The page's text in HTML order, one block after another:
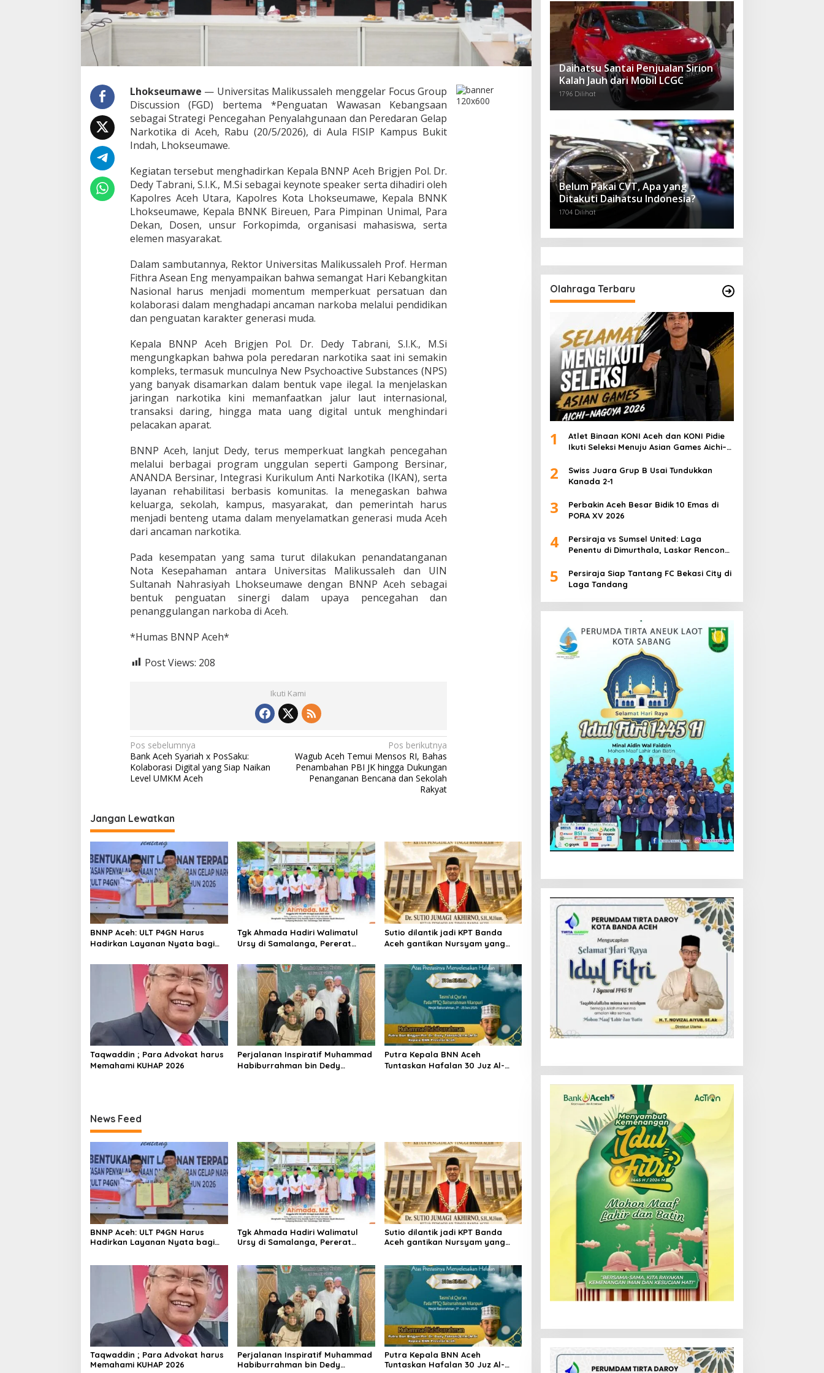
u
F
G
D
U
n
i
a
L
h
o
k
s
u
m
a
w
e
Lhokseumawe — Universitas Malikussaleh menggelar Focus Group
Discussion (FGD) bertema *Penguatan Wawasan Kebangsaan
sebagai Strategi Pencegahan Penyalahgunaan dan Peredaran Gelap
Narkotika di Aceh, Rabu (20/5/2026), di Aula FISIP Kampus Bukit
Indah, Lhokseumawe.
Kegiatan tersebut menghadirkan Kepala BNNP Aceh Brigjen Pol. Dr.
Dedy Tabrani, S.I.K., M.Si sebagai keynote speaker serta dihadiri oleh
Kapolres Aceh Utara, Kapolres Kota Lhokseumawe, Kepala BNNK
Lhokseumawe, Kepala BNNK Bireuen, Para Pimpinan Unimal, Para
Dekan, Dosen, unsur Forkopimda, organisasi mahasiswa, serta
elemen masyarakat.
Dalam sambutannya, Rektor Universitas Malikussaleh Prof. Herman
Fithra Asean Eng menyampaikan bahwa semangat Hari Kebangkitan
Nasional harus menjadi momentum memperkuat persatuan dan
kolaborasi dalam menghadapi ancaman narkoba melalui pendidikan
dan penguatan karakter generasi muda.
Kepala BNNP Aceh Brigjen Pol. Dr. Dedy Tabrani, S.I.K., M.Si
mengungkapkan bahwa pola peredaran narkotika saat ini semakin
kompleks, termasuk munculnya New Psychoactive Substances (NPS)
yang banyak disamarkan dalam bentuk vape ilegal. Ia menjelaskan
jaringan narkotika kini memanfaatkan jalur laut internasional,
transaksi daring, hingga mata uang digital untuk menghindari
pelacakan aparat.
BNNP Aceh, lanjut Dedy, terus memperkuat langkah pencegahan
melalui berbagai program unggulan seperti Gampong Bersinar,
ANANDA Bersinar, Integrasi Kurikulum Anti Narkotika (IKAN), serta
layanan rehabilitasi berbasis komunitas. Ia menegaskan bahwa
keluarga, sekolah, kampus, masyarakat, dan pemerintah harus
menjadi benteng utama dalam menyelamatkan generasi muda Aceh
dari ancaman narkotika.
Pada kesempatan yang sama turut dilakukan penandatanganan
Nota Kesepahaman antara Universitas Malikussaleh dan UIN
Sultanah Nahrasiyah Lhokseumawe dengan BNNP Aceh sebagai
bentuk penguatan sinergi dalam upaya pencegahan dan
penanggulangan narkoba di Aceh.
*Humas BNNP Aceh*
Post Views: 208
Ikuti Kami
N
a
v
g
a
s
i
p
o
s
Pos sebelumnya
Bank Aceh Syariah x PosSaku:
Kolaborasi Digital yang Siap Naikan
Level UMKM Aceh
Pos berikutnya
Wagub Aceh Temui Mensos RI, Bahas
Penambahan PBI JK hingga Dukungan
Penanganan Bencana dan Sekolah
Rakyat
Jangan Lewatkan
BNNP Aceh: ULT P4GN Harus
Hadirkan Layanan Nyata bagi
Tgk Ahmada Hadiri Walimatul
Ursy di Samalanga, Pererat
Sutio dilantik jadi KPT Banda
Aceh gantikan Nursyam yang
Banjarmasin
Taqwaddin ; Para Advokat harus
Memahami KUHAP 2026
Perjalanan Inspiratif Muhammad
Habiburrahman bin Dedy
Putra Kepala BNN Aceh
Tuntaskan Hafalan 30 Juz Al-
News Feed
BNNP Aceh: ULT P4GN Harus
Hadirkan Layanan Nyata bagi
Tgk Ahmada Hadiri Walimatul
Ursy di Samalanga, Pererat
Sutio dilantik jadi KPT Banda
Aceh gantikan Nursyam yang
Taqwaddin ; Para Advokat harus
Memahami KUHAP 2026
Perjalanan Inspiratif Muhammad
Habiburrahman bin Dedy
Putra Kepala BNN Aceh
Tuntaskan Hafalan 30 Juz Al-
Daihatsu Santai Penjualan Sirion
Kalah Jauh dari Mobil LCGC
1796 Dilihat
Belum Pakai CVT, Apa yang
Ditakuti Daihatsu Indonesia?
1704 Dilihat
Olahraga Terbaru
1
Atlet Binaan KONI Aceh dan KONI Pidie
Ikuti Seleksi Menuju Asian Games Aichi–
2
Swiss Juara Grup B Usai Tundukkan
Kanada 2-1
3
Perbakin Aceh Besar Bidik 10 Emas di
PORA XV 2026
4
Persiraja vs Sumsel United: Laga
Penentu di Dimurthala, Laskar Rencong
5
Persiraja Siap Tantang FC Bekasi City di
Laga Tandang